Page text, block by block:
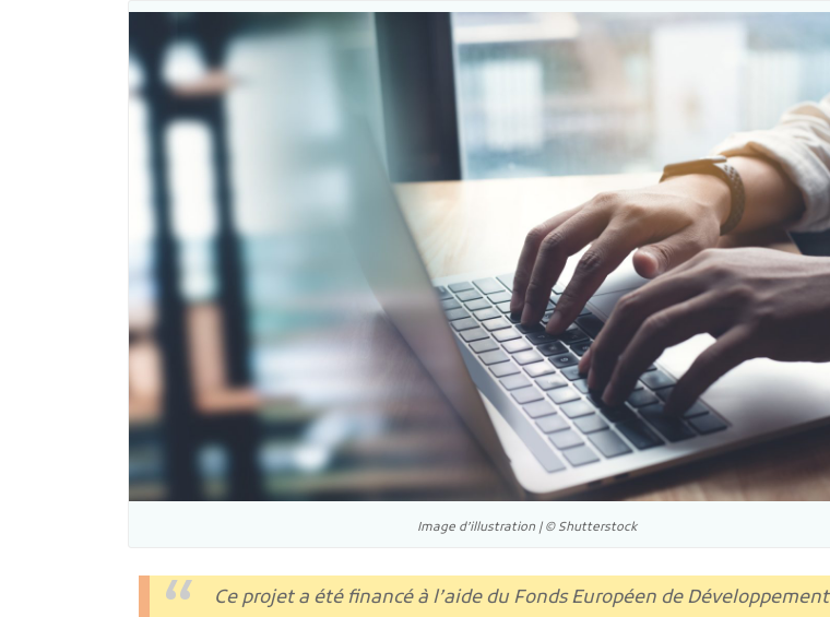
Image d’illustration | © Shutterstock
Ce projet a été financé à l’aide du Fonds Européen de Développement